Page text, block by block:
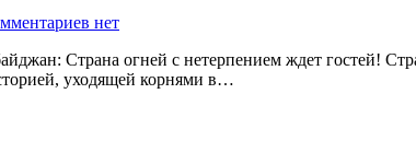
нет
уходящей корнями в…